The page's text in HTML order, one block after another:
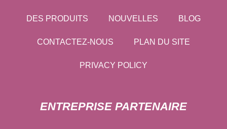
DES PRODUITS NOUVELLES BLOG
CONTACTEZ-NOUS PLAN DU SITE
PRIVACY POLICY
ENTREPRISE PARTENAIRE